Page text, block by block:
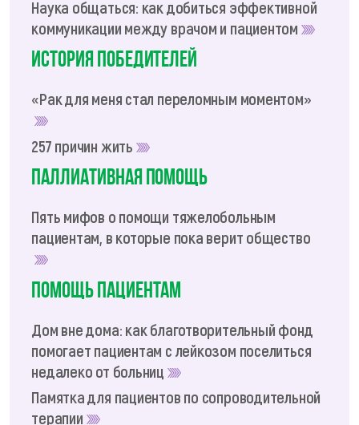
Наука общаться: как добиться эффективной
коммуникации между врачом и пациентом
История победителей
«Рак для меня стал переломным моментом»
257 причин жить
Паллиативная помощь
Пять мифов о помощи тяжелобольным
пациентам, в которые пока верит общество
Помощь пациентам
Дом вне дома: как благотворительный фонд
помогает пациентам с лейкозом поселиться
недалеко от больниц
Памятка для пациентов по сопроводительной
терапии